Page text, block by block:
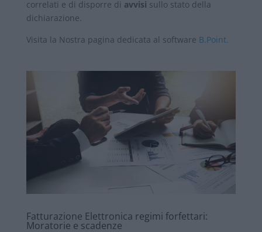
correlati e di disporre di avvisi sullo stato della
dichiarazione.
Visita la Nostra pagina dedicata al software B.Point.
Fatturazione Elettronica regimi forfettari:
Moratorie e scadenze